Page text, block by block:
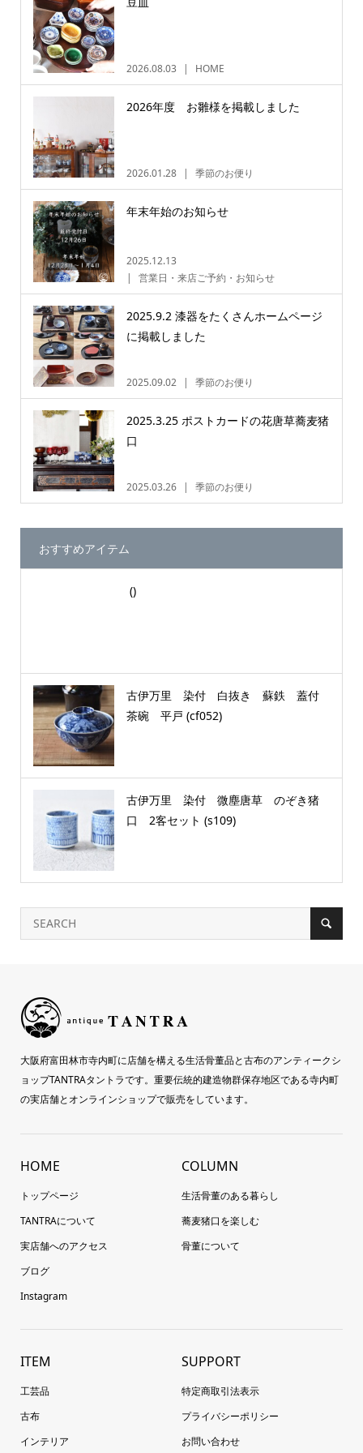
2026.08.03 HOME
2026年度 お雛様を掲載しました
2026.01.28 季節のお便り
年末年始のお知らせ
2025.12.13
営業日・来店ご予約・お知らせ
2025.9.2 漆器をたくさんホームページ
に掲載しました
2025.09.02 季節のお便り
2025.3.25 ポストカードの花唐草蕎麦猪
口
2025.03.26 季節のお便り
おすすめアイテム
()
古伊万里 染付 白抜き 蘇鉄 蓋付
茶碗 平戸 (cf052)
古伊万里 染付 微塵唐草 のぞき猪
口 2客セット (s109)
大阪府富田林市寺内町に店舗を構える生活骨董品と古布のアンティークシ
ョップTANTRAタントラです。重要伝統的建造物群保存地区である寺内町
の実店舗とオンラインショップで販売をしています。
HOME
トップページ
TANTRAについて
実店舗へのアクセス
ブログ
Instagram
COLUMN
生活骨董のある暮らし
蕎麦猪口を楽しむ
骨董について
ITEM
工芸品
古布
インテリア
SUPPORT
特定商取引法表示
プライバシーポリシー
お問い合わせ